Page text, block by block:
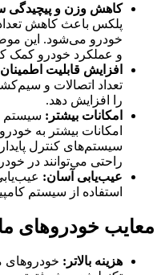
کاهش وزن و
پلکس باعث کاهش
خودرو می‌شود. این
و عملکرد خودرو کمک
افزایش قابلیت
تعداد اتصالات و
را افزایش دهد.
امکانات بیشتر: سیستم
امکانات بیشتر به
سیستم‌های کنترل
راحتی می‌توانند در
عیب‌یابی آسان:
استفاده از سیستم
معایب خودروهای
هزینه بالاتر: خودروهای